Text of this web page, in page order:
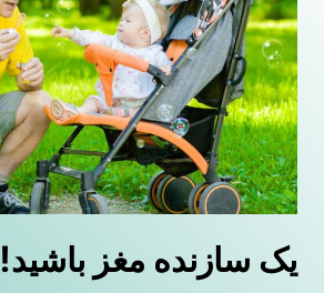
یک سازنده مغز باشید!